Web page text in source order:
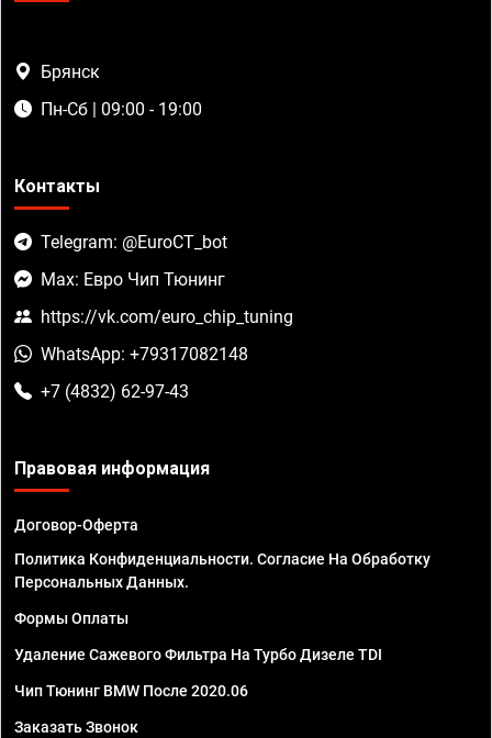
Брянск
Пн-Сб | 09:00 - 19:00
Контакты
Telegram: @EuroCT_bot
Max: Евро Чип Тюнинг
https://vk.com/euro_chip_tuning
WhatsApp: +79317082148
+7 (4832) 62-97-43
Правовая информация
Договор-Оферта
Политика Конфиденциальности. Согласие На Обработку
Персональных Данных.
Формы Оплаты
Удаление Сажевого Фильтра На Турбо Дизеле TDI
Чип Тюнинг BMW После 2020.06
Заказать Звонок